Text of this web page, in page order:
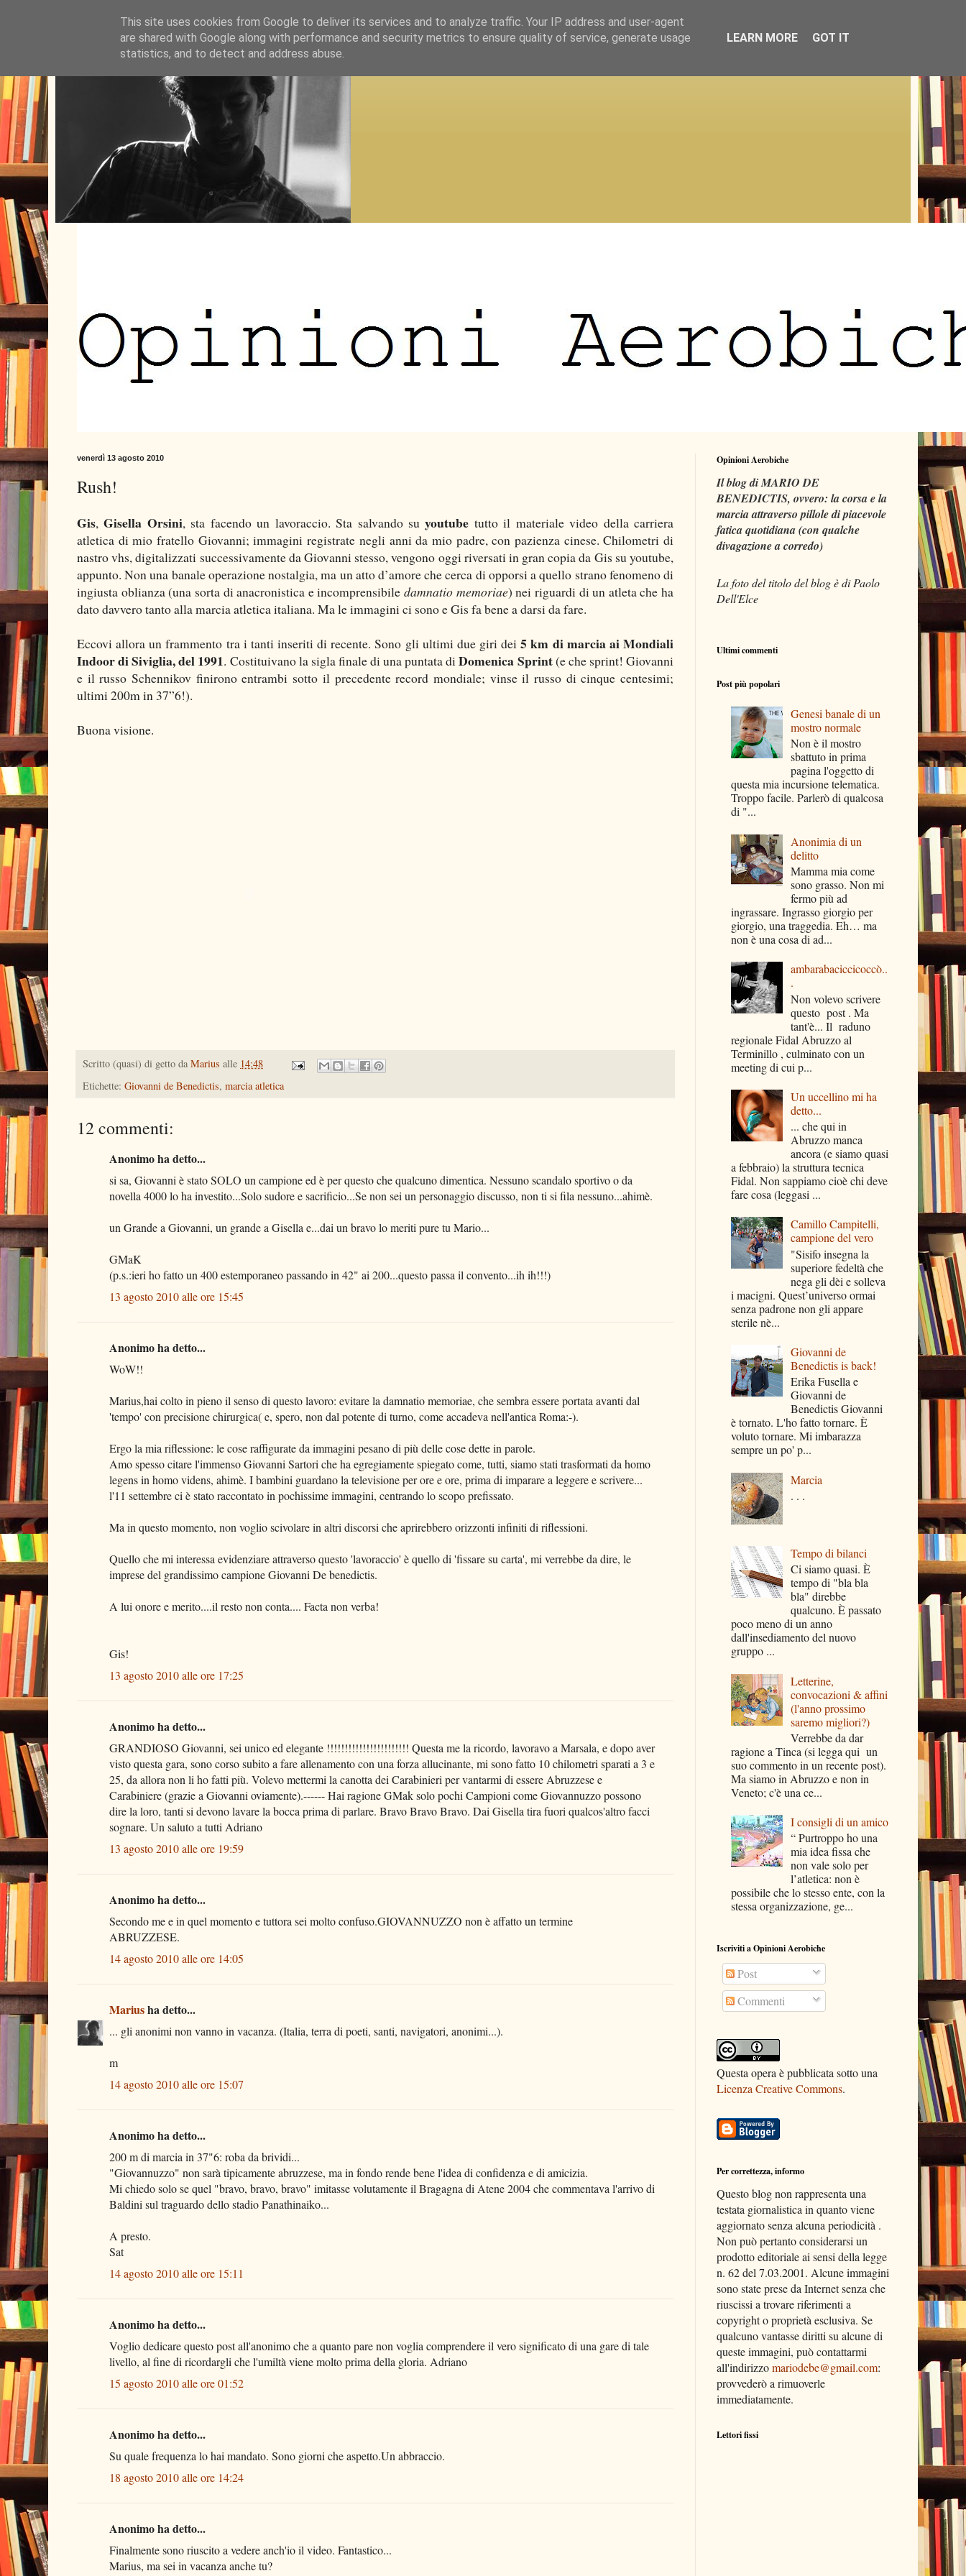
venerdì 13 agosto 2010
Rush!
Gis,Gisella Orsini, sta facendo un lavoraccio. Sta salvando suyoutube tutto il materiale video della carriera
atletica di mio fratello Giovanni; immagini registrate negli anni da mio padre, con pazienza cinese. Chilometri di
nastro vhs, digitalizzati successivamente da Giovanni stesso, vengono oggi riversati in gran copia da Gis su youtube,
appunto. Non una banale operazione nostalgia, ma un atto d’amore che cerca di opporsi a quello strano fenomeno di
ingiusta oblianza (una sorta di anacronistica e incomprensibile damnatio memoriae) nei riguardi di un atleta che ha
dato davvero tanto alla marcia atletica italiana. Ma le immagini ci sono e Gis fa bene a darsi da fare.
Eccovi allora un frammento tra i tanti inseriti di recente. Sono gli ultimi due giri dei5 km di marcia ai Mondiali
Indoor di Siviglia, del 1991. Costituivano la sigla finale di una puntata diDomenica Sprint(e che sprint! Giovanni
e il russo Schennikov finirono entrambi sotto il precedente record mondiale; vinse il russo di cinque centesimi;
ultimi 200m in 37”6!).
Buona visione.
Scritto (quasi) di getto da Marius alle 14:48
Etichette: Giovanni de Benedictis, marcia atletica
12 commenti:
Anonimo ha detto...
si sa, Giovanni è stato SOLO un campione ed è per questo che qualcuno dimentica. Nessuno scandalo sportivo o da
novella 4000 lo ha investito...Solo sudore e sacrificio...Se non sei un personaggio discusso, non ti si fila nessuno...ahimè.
un Grande a Giovanni, un grande a Gisella e...dai un bravo lo meriti pure tu Mario...
GMaK
(p.s.:ieri ho fatto un 400 estemporaneo passando in 42" ai 200...questo passa il convento...ih ih!!!)
13 agosto 2010 alle ore 15:45
Anonimo ha detto...
WoW!!
Marius,hai colto in pieno il senso di questo lavoro: evitare la damnatio memoriae, che sembra essere portata avanti dal
'tempo' con precisione chirurgica( e, spero, non dal potente di turno, come accadeva nell'antica Roma:-).
Ergo la mia riflessione: le cose raffigurate da immagini pesano di più delle cose dette in parole.
Amo spesso citare l'immenso Giovanni Sartori che ha egregiamente spiegato come, tutti, siamo stati trasformati da homo
legens in homo videns, ahimè. I bambini guardano la televisione per ore e ore, prima di imparare a leggere e scrivere...
l'11 settembre ci è stato raccontato in pochissime immagini, centrando lo scopo prefissato.
Ma in questo momento, non voglio scivolare in altri discorsi che aprirebbero orizzonti infiniti di riflessioni.
Quello che mi interessa evidenziare attraverso questo 'lavoraccio' è quello di 'fissare su carta', mi verrebbe da dire, le
imprese del grandissimo campione Giovanni De benedictis.
A lui onore e merito....il resto non conta.... Facta non verba!
Gis!
13 agosto 2010 alle ore 17:25
Anonimo ha detto...
GRANDIOSO Giovanni, sei unico ed elegante !!!!!!!!!!!!!!!!!!!!!!! Questa me la ricordo, lavoravo a Marsala, e dopo aver
visto questa gara, sono corso subito a fare allenamento con una forza allucinante, mi sono fatto 10 chilometri sparati a 3 e
25, da allora non li ho fatti più. Volevo mettermi la canotta dei Carabinieri per vantarmi di essere Abruzzese e
Carabiniere (grazie a Giovanni oviamente).------ Hai ragione GMak solo pochi Campioni come Giovannuzzo possono
dire la loro, tanti si devono lavare la bocca prima di parlare. Bravo Bravo Bravo. Dai Gisella tira fuori qualcos'altro facci
sognare. Un saluto a tutti Adriano
13 agosto 2010 alle ore 19:59
Anonimo ha detto...
Secondo me e in quel momento e tuttora sei molto confuso.GIOVANNUZZO non è affatto un termine
ABRUZZESE.
14 agosto 2010 alle ore 14:05
Mariusha detto...
... gli anonimi non vanno in vacanza. (Italia, terra di poeti, santi, navigatori, anonimi...).
m
14 agosto 2010 alle ore 15:07
Anonimo ha detto...
200 m di marcia in 37"6: roba da brividi...
"Giovannuzzo" non sarà tipicamente abruzzese, ma in fondo rende bene l'idea di confidenza e di amicizia.
Mi chiedo solo se quel "bravo, bravo, bravo" imitasse volutamente il Bragagna di Atene 2004 che commentava l'arrivo di
Baldini sul traguardo dello stadio Panathinaiko...
A presto.
Sat
14 agosto 2010 alle ore 15:11
Anonimo ha detto...
Voglio dedicare questo post all'anonimo che a quanto pare non voglia comprendere il vero significato di una gare di tale
livello, al fine di ricordargli che l'umiltà viene molto prima della gloria. Adriano
15 agosto 2010 alle ore 01:52
Anonimo ha detto...
Su quale frequenza lo hai mandato. Sono giorni che aspetto.Un abbraccio.
18 agosto 2010 alle ore 14:24
Anonimo ha detto...
Finalmente sono riuscito a vedere anch'io il video. Fantastico...
Marius, ma sei in vacanza anche tu?
Opinioni Aerobiche
Il blog di MARIO DE
BENEDICTIS, ovvero: la corsa e la
marcia attraverso pillole di piacevole
fatica quotidiana (con qualche
divagazione a corredo)
La foto del titolo del blog è di Paolo
Dell'Elce
Ultimi commenti
Post più popolari
Genesi banale di un
mostro normale
Non è il mostro
sbattuto in prima
pagina l'oggetto di
questa mia incursione telematica.
Troppo facile. Parlerò di qualcosa
di "...
Anonimia di un
delitto
Mamma mia come
sono grasso. Non mi
fermo più ad
ingrassare. Ingrasso giorgio per
giorgio, una traggedia. Eh… ma
non è una cosa di ad...
ambarabaciccicoccò..
.
Non volevo scrivere
questo post . Ma
tant'è... Il raduno
regionale Fidal Abruzzo al
Terminillo , culminato con un
meeting di cui p...
Un uccellino mi ha
detto...
... che qui in
Abruzzo manca
ancora (e siamo quasi
a febbraio) la struttura tecnica
Fidal. Non sappiamo cioè chi deve
fare cosa (leggasi ...
Camillo Campitelli,
campione del vero
"Sisifo insegna la
superiore fedeltà che
nega gli dèi e solleva
i macigni. Quest’universo ormai
senza padrone non gli appare
sterile nè...
Giovanni de
Benedictis is back!
Erika Fusella e
Giovanni de
Benedictis Giovanni
è tornato. L'ho fatto tornare. È
voluto tornare. Mi imbarazza
sempre un po' p...
Marcia
. . .
Tempo di bilanci
Ci siamo quasi. È
tempo di "bla bla
bla" direbbe
qualcuno. È passato
poco meno di un anno
dall'insediamento del nuovo
gruppo ...
Letterine,
convocazioni & affini
(l'anno prossimo
saremo migliori?)
Verrebbe da dar
ragione a Tinca (si legga qui un
suo commento in un recente post).
Ma siamo in Abruzzo e non in
Veneto; c'è una ce...
I consigli di un amico
“ Purtroppo ho una
mia idea fissa che
non vale solo per
l’atletica: non è
possibile che lo stesso ente, con la
stessa organizzazione, ge...
Iscriviti a Opinioni Aerobiche
Post
Commenti
Questa opera è pubblicata sotto una
Licenza Creative Commons.
Per correttezza, informo
Questo blog non rappresenta una
testata giornalistica in quanto viene
aggiornato senza alcuna periodicità .
Non può pertanto considerarsi un
prodotto editoriale ai sensi della legge
n. 62 del 7.03.2001. Alcune immagini
sono state prese da Internet senza che
riuscissi a trovare riferimenti a
copyright o proprietà esclusiva. Se
qualcuno vantasse diritti su alcune di
queste immagini, può contattarmi
all'indirizzomariodebe@gmail.com:
provvederò a rimuoverle
immediatamente.
Lettori fissi
This site uses cookies from Google to deliver its services and to analyze traffic. Your IP address and user-agent
are shared with Google along with performance and security metrics to ensure quality of service, generate usage
statistics, and to detect and address abuse.
LEARN MORE GOT IT